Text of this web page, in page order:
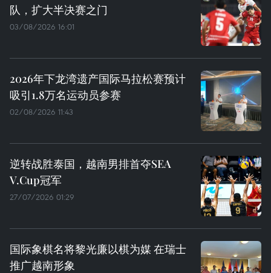
队，扩大半决赛之门
03/08/2026 16:01
2026年下龙湾遗产国际马拉松赛预计
吸引1.8万名运动员参赛
02/08/2026 11:43
逆转战胜泰国，越南男排首夺SEA
V.Cup冠军
27/07/2026 01:29
国际象棋名将黎光廉以棋为媒 在瑞士
推广越南形象